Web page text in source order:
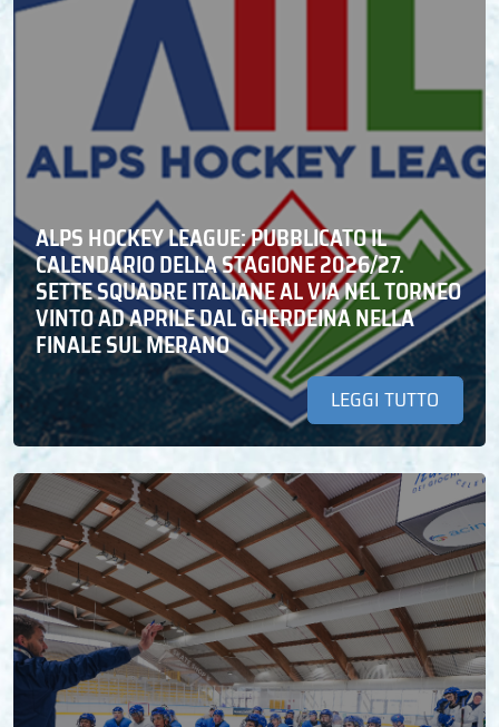
ALPS HOCKEY LEAGUE: PUBBLICATO IL
CALENDARIO DELLA STAGIONE 2026/27.
SETTE SQUADRE ITALIANE AL VIA NEL TORNEO
VINTO AD APRILE DAL GHERDEINA NELLA
FINALE SUL MERANO
LEGGI TUTTO